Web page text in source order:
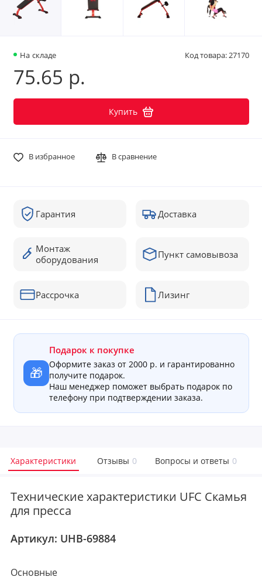
На складе Код товара: 27170
75.65 р.
Купить
В избранное В сравнение
Гарантия Доставка
Монтаж
оборудования
Пункт самовывоза
Рассрочка Лизинг
🎁
Подарок к покупке
Оформите заказ от 2000 р. и гарантированно
получите подарок.
Наш менеджер поможет выбрать подарок по
телефону при подтверждении заказа.
Характеристики Отзывы 0 Вопросы и ответы 0
Технические характеристики UFC Скамья
для пресса
Артикул: UHB-69884
Основные